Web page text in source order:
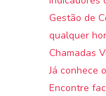
Gestão de
qualquer
Chamadas
Já conhece
Encontre